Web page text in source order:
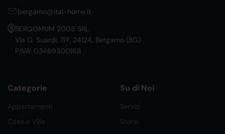
bergamo@ital-home.it
BERGOMUM 2008 SRL
Via G. Suardi, 7/F, 24124, Bergamo (BG)
P.IVA: 03469300168
Categorie
Appartamenti
Case e Ville
Su di Noi
Servizi
Storia